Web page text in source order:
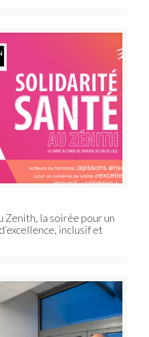
Zenith, la soirée pour un
inclusif et